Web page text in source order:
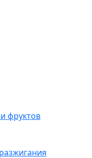
фруктов